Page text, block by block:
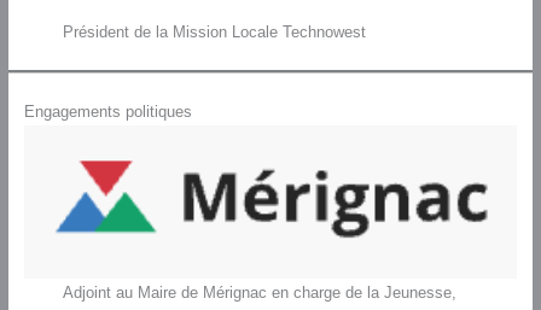
Président de la Mission Locale Technowest
Engagements politiques
Adjoint au Maire de Mérignac en charge de la Jeunesse,